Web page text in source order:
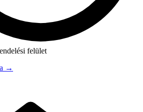
felület
→